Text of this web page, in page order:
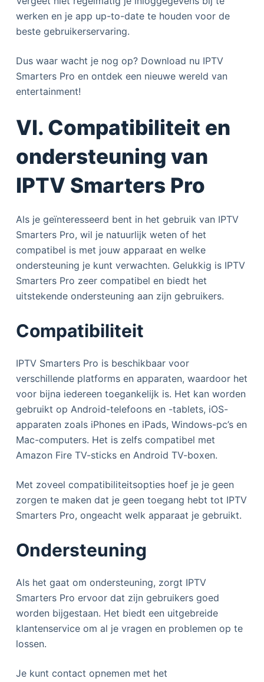
werken en je app up-to-date te houden voor de
beste gebruikerservaring.
Dus waar wacht je nog op? Download nu IPTV
Smarters Pro en ontdek een nieuwe wereld van
entertainment!
VI. Compatibiliteit en
ondersteuning van
IPTV Smarters Pro
Als je geïnteresseerd bent in het gebruik van IPTV
Smarters Pro, wil je natuurlijk weten of het
compatibel is met jouw apparaat en welke
ondersteuning je kunt verwachten. Gelukkig is IPTV
Smarters Pro zeer compatibel en biedt het
uitstekende ondersteuning aan zijn gebruikers.
Compatibiliteit
IPTV Smarters Pro is beschikbaar voor
verschillende platforms en apparaten, waardoor het
voor bijna iedereen toegankelijk is. Het kan worden
gebruikt op Android-telefoons en -tablets, iOS-
apparaten zoals iPhones en iPads, Windows-pc’s en
Mac-computers. Het is zelfs compatibel met
Amazon Fire TV-sticks en Android TV-boxen.
Met zoveel compatibiliteitsopties hoef je je geen
zorgen te maken dat je geen toegang hebt tot IPTV
Smarters Pro, ongeacht welk apparaat je gebruikt.
Ondersteuning
Als het gaat om ondersteuning, zorgt IPTV
Smarters Pro ervoor dat zijn gebruikers goed
worden bijgestaan. Het biedt een uitgebreide
klantenservice om al je vragen en problemen op te
lossen.
Je kunt contact opnemen met het